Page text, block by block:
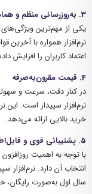
3. به‌روزرسانی منظم و هماهنگی با قوانین جدید
یکی از مهم‌ترین ویژگی‌های
نرم‌افزار همواره با
اعتماد کاربران را افزایش
4. قیمت مقرون‌به‌صرفه
در کنار دقت، سرعت و
نرم‌افزار سپیدار است. این
خرید بالایی ارائه می‌دهد.
5. پشتیبانی قوی و قابل‌اطمینان
با توجه به اهمیت
انتخاب آن دارد. نرم‌افزار
سال اول به‌صورت رایگان،